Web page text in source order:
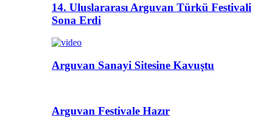
14. Uluslararası Arguvan Türkü Festivali
Sona Erdi
Arguvan Sanayi Sitesine Kavuştu
Arguvan Festivale Hazır